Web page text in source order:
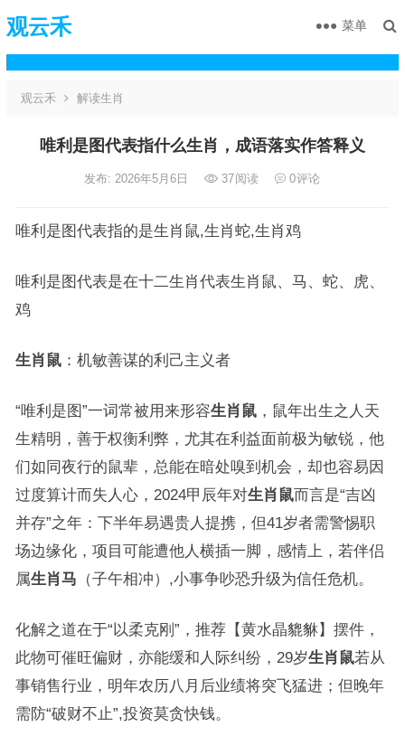
观云禾 菜单
观云禾 解读生肖
唯利是图代表指什么生肖，成语落实作答释义
发布: 2026年5月6日 37阅读 0评论
唯利是图代表指的是生肖鼠,生肖蛇,生肖鸡
唯利是图代表是在十二生肖代表生肖鼠、马、蛇、虎、
鸡
生肖鼠：机敏善谋的利己主义者
“唯利是图”一词常被用来形容生肖鼠，鼠年出生之人天
生精明，善于权衡利弊，尤其在利益面前极为敏锐，他
们如同夜行的鼠辈，总能在暗处嗅到机会，却也容易因
过度算计而失人心，2024甲辰年对生肖鼠而言是“吉凶
并存”之年：下半年易遇贵人提携，但41岁者需警惕职
场边缘化，项目可能遭他人横插一脚，感情上，若伴侣
属生肖马 （子午相冲）,小事争吵恐升级为信任危机。
化解之道在于“以柔克刚”，推荐【黄水晶貔貅】摆件，
此物可催旺偏财，亦能缓和人际纠纷，29岁生肖鼠若从
事销售行业，明年农历八月后业绩将突飞猛进；但晚年
需防“破财不止”,投资莫贪快钱。